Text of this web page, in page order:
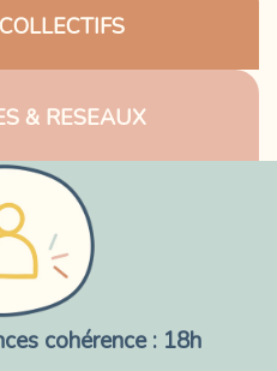
& RESEAUX
cohérence : 18h